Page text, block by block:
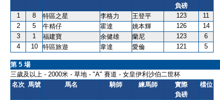
負磅
1 8 特區之星 李格力 王登平 123
11
2
5 牛精仔 霍達 姚本輝 126
14
3
1 福建寶 余健雄 蘭尼 123
6
4
10 特區旅遊 韋達 愛倫 121 5
第 5 場
三歲及以上 - 2000米 - 草地 - "A" 賽道 - 女皇伊利沙伯二世杯
名次 馬號 馬名 騎師 練馬師
實際
負磅
檔位